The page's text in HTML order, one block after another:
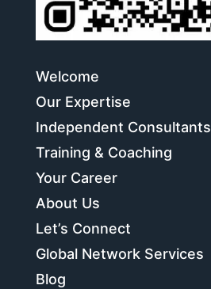
Welcome
Our Expertise
Independent Consultants
Training & Coaching
Your Career
About Us
Let’s Connect
Global Network Services
Blog